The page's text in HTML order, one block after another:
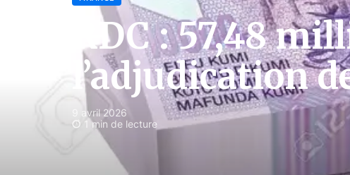
RDC : 57,48
l’adjudication
9 avril 2026
1 min de lecture